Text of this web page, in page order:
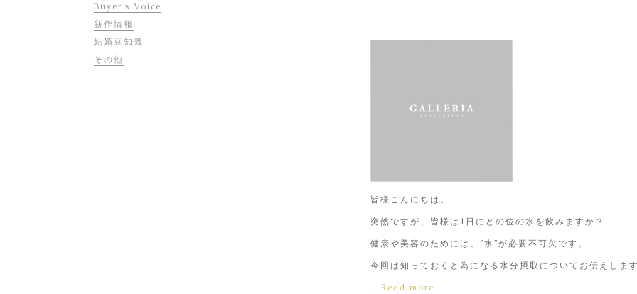
皆様こんにちは。
突然ですが、皆様は1日にどの位の水を飲みますか？
健康や美容のためには、”水”が必要不可欠です。
今回は知っておくと為になる水分摂取についてお伝えしま
…Read more
Buyer’s Voice
新作情報
結婚豆知識
その他